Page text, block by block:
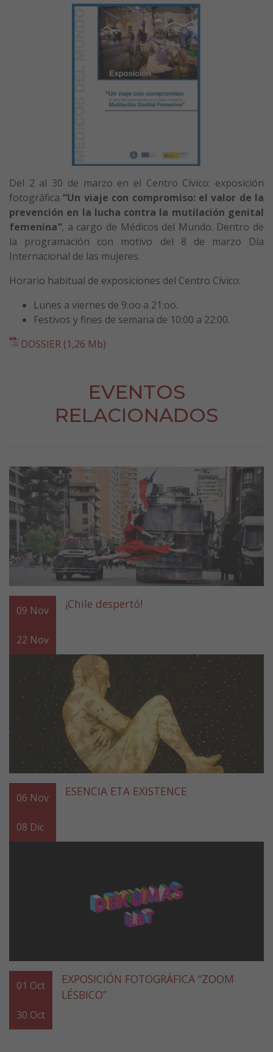
Del 2 al 30 de marzo en el Centro Cívico: exposición
fotográfica“Un viaje con compromiso: el valor de la
prevención en la lucha contra la mutilación genital
femenina“, a cargo de Médicos del Mundo. Dentro de
la programación con motivo del 8 de marzo Día
Internacional de las mujeres.
Horario habitual de exposiciones del Centro Cívico:
Lunes a viernes de 9:oo a 21:oo.
Festivos y fines de semana de 10:00 a 22:00.
DOSSIER (1,26 Mb)
EVENTOS
RELACIONADOS
09 Nov
22 Nov
¡Chile despertó!
06 Nov
08 Dic
ESENCIA ETA EXISTENCE
01 Oct
30 Oct
EXPOSICIÓN FOTOGRÁFICA “ZOOM
LÉSBICO”